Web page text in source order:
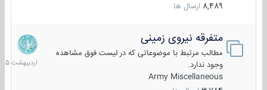
8,489 ارسال ها
متفرقه نیروی زمینی
مطالب مرتبط با موضوعاتی که در لیست فوق مشاهده
وجود ندارد.
Army Miscellaneous
27
1405